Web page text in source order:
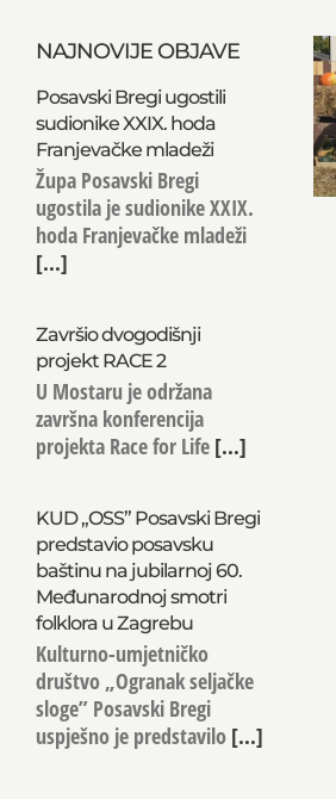
NAJNOVIJE OBJAVE
Posavski Bregi ugostili
sudionike XXIX. hoda
Franjevačke mladeži
Župa Posavski Bregi
ugostila je sudionike XXIX.
hoda Franjevačke mladeži
[...]
Završio dvogodišnji
projekt RACE 2
U Mostaru je održana
završna konferencija
projekta Race for Life[...]
KUD „OSS” Posavski Bregi
predstavio posavsku
baštinu na jubilarnoj 60.
Međunarodnoj smotri
folklora u Zagrebu
Kulturno-umjetničko
društvo „Ogranak seljačke
sloge” Posavski Bregi
uspješno je predstavilo[...]